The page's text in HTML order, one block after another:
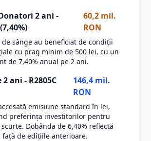
2 ani -
60,2 mil.
RON
sânge au beneficiat de condiții
cu prag minim de 500 lei, cu un
de 7,40% anual pe 2 ani.
ani - R2805C
146,4 mil.
RON
emisiune standard în lei,
preferința investitorilor pentru
Dobânda de 6,40% reflectă
față de edițiile anterioare.